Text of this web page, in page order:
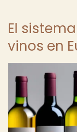
El
vinos en